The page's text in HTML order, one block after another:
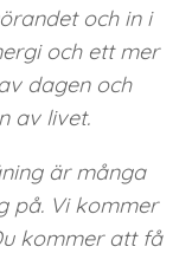
och in i
och ett mer
dagen och
av livet.
är många
på. Vi kommer
kommer att få